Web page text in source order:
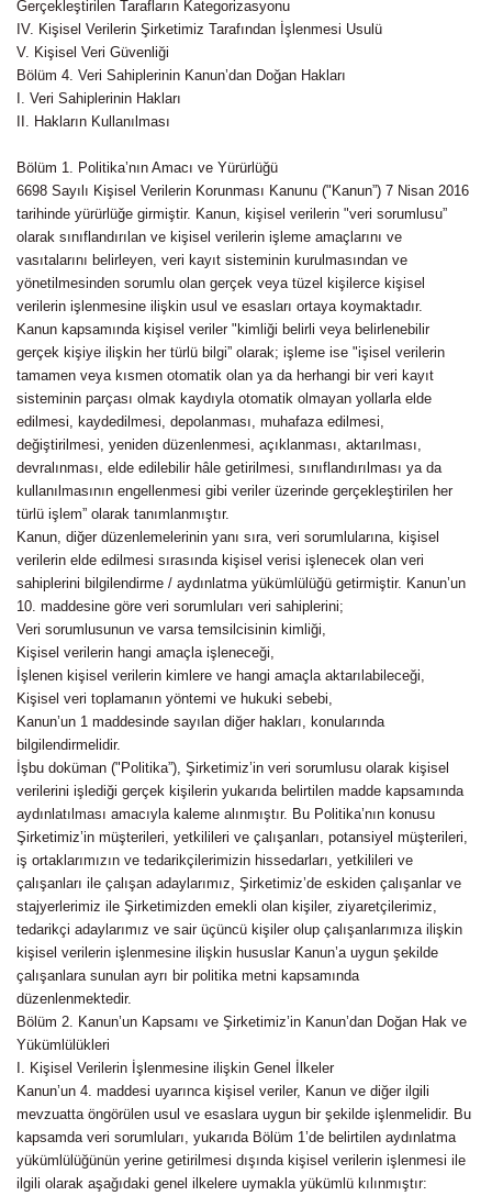
Gerçekleştirilen Tarafların Kategorizasyonu
IV. Kişisel Verilerin Şirketimiz Tarafından İşlenmesi Usulü
V. Kişisel Veri Güvenliği
Bölüm 4. Veri Sahiplerinin Kanun’dan Doğan Hakları
I. Veri Sahiplerinin Hakları
II. Hakların Kullanılması
Bölüm 1. Politika’nın Amacı ve Yürürlüğü
6698 Sayılı Kişisel Verilerin Korunması Kanunu ("Kanun”) 7 Nisan 2016
tarihinde yürürlüğe girmiştir. Kanun, kişisel verilerin "veri sorumlusu”
olarak sınıflandırılan ve kişisel verilerin işleme amaçlarını ve
vasıtalarını belirleyen, veri kayıt sisteminin kurulmasından ve
yönetilmesinden sorumlu olan gerçek veya tüzel kişilerce kişisel
verilerin işlenmesine ilişkin usul ve esasları ortaya koymaktadır.
Kanun kapsamında kişisel veriler "kimliği belirli veya belirlenebilir
gerçek kişiye ilişkin her türlü bilgi” olarak; işleme ise "işisel verilerin
tamamen veya kısmen otomatik olan ya da herhangi bir veri kayıt
sisteminin parçası olmak kaydıyla otomatik olmayan yollarla elde
edilmesi, kaydedilmesi, depolanması, muhafaza edilmesi,
değiştirilmesi, yeniden düzenlenmesi, açıklanması, aktarılması,
devralınması, elde edilebilir hâle getirilmesi, sınıflandırılması ya da
kullanılmasının engellenmesi gibi veriler üzerinde gerçekleştirilen her
türlü işlem” olarak tanımlanmıştır.
Kanun, diğer düzenlemelerinin yanı sıra, veri sorumlularına, kişisel
verilerin elde edilmesi sırasında kişisel verisi işlenecek olan veri
sahiplerini bilgilendirme / aydınlatma yükümlülüğü getirmiştir. Kanun’un
10. maddesine göre veri sorumluları veri sahiplerini;
Veri sorumlusunun ve varsa temsilcisinin kimliği,
Kişisel verilerin hangi amaçla işleneceği,
İşlenen kişisel verilerin kimlere ve hangi amaçla aktarılabileceği,
Kişisel veri toplamanın yöntemi ve hukuki sebebi,
Kanun’un 1 maddesinde sayılan diğer hakları, konularında
bilgilendirmelidir.
İşbu doküman ("Politika”), Şirketimiz’in veri sorumlusu olarak kişisel
verilerini işlediği gerçek kişilerin yukarıda belirtilen madde kapsamında
aydınlatılması amacıyla kaleme alınmıştır. Bu Politika’nın konusu
Şirketimiz’in müşterileri, yetkilileri ve çalışanları, potansiyel müşterileri,
iş ortaklarımızın ve tedarikçilerimizin hissedarları, yetkilileri ve
çalışanları ile çalışan adaylarımız, Şirketimiz’de eskiden çalışanlar ve
stajyerlerimiz ile Şirketimizden emekli olan kişiler, ziyaretçilerimiz,
tedarikçi adaylarımız ve sair üçüncü kişiler olup çalışanlarımıza ilişkin
kişisel verilerin işlenmesine ilişkin hususlar Kanun’a uygun şekilde
çalışanlara sunulan ayrı bir politika metni kapsamında
düzenlenmektedir.
Bölüm 2. Kanun’un Kapsamı ve Şirketimiz’in Kanun’dan Doğan Hak ve
Yükümlülükleri
I. Kişisel Verilerin İşlenmesine ilişkin Genel İlkeler
Kanun’un 4. maddesi uyarınca kişisel veriler, Kanun ve diğer ilgili
mevzuatta öngörülen usul ve esaslara uygun bir şekilde işlenmelidir. Bu
kapsamda veri sorumluları, yukarıda Bölüm 1’de belirtilen aydınlatma
yükümlülüğünün yerine getirilmesi dışında kişisel verilerin işlenmesi ile
ilgili olarak aşağıdaki genel ilkelere uymakla yükümlü kılınmıştır: